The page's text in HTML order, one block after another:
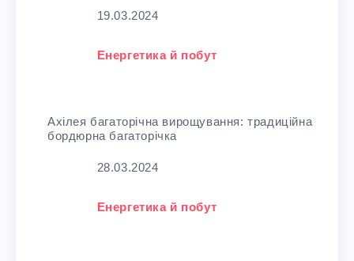
19.03.2024
У зв'язку з тим, що
Енергетика й побут
Ахілея багаторічна вирощування: традиційна
бордюрна багаторічка
28.03.2024
У зв'язку з тим, що
Енергетика й побут